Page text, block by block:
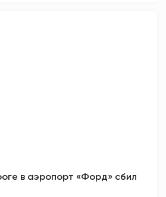
в аэропорт «Форд» сбил